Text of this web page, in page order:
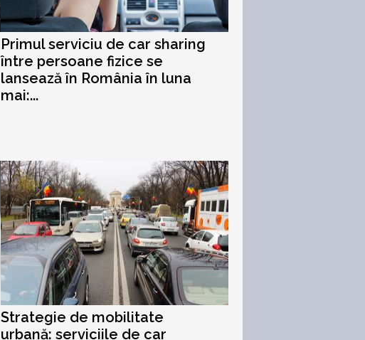
Primul serviciu de car sharing
între persoane fizice se
lansează în România în luna
mai:...
Strategie de mobilitate
urbană: serviciile de car